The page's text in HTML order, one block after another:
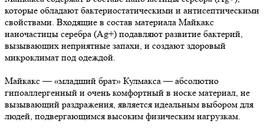
которые обладают бактериостатическими и антисептическими
свойствами. Входящие в состав материала Майкакс
наночастицы серебра (Ag+) подавляют развитие бактерий,
вызывающих неприятные запахи, и создают здоровый
микроклимат под одеждой.
Майкакс — «младший брат» Кулмакса — абсолютно
гипоаллергенный и очень комфортный в носке материал, не
вызывающий раздражения, является идеальным выбором для
людей, подвергающимся высоким физическим нагрузкам.